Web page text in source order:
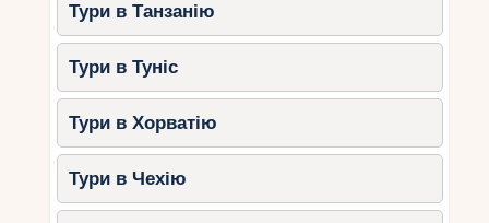
Тури в Танзанію
Тури в Туніс
Тури в Хорватію
Тури в Чехію